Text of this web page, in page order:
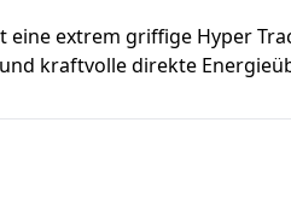
extrem griffige Hyper
kraftvolle direkte